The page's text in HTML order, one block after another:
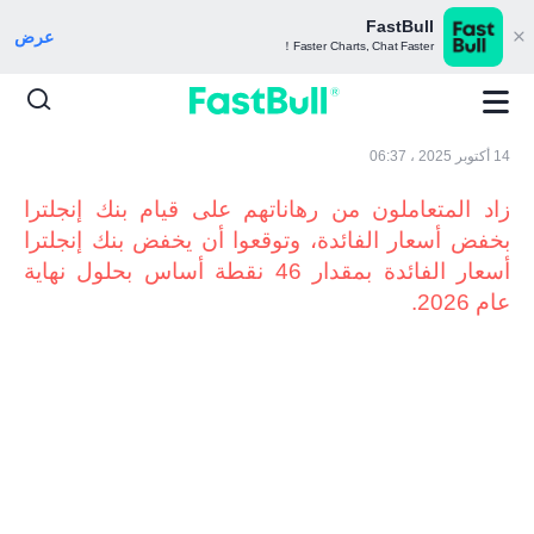
FastBull
Faster Charts, Chat Faster！ عرض
14 أكتوبر 2025 ، 06:37
زاد المتعاملون من رهاناتهم على قيام بنك إنجلترا
بخفض أسعار الفائدة، وتوقعوا أن يخفض بنك إنجلترا
أسعار الفائدة بمقدار 46 نقطة أساس بحلول نهاية
عام 2026.